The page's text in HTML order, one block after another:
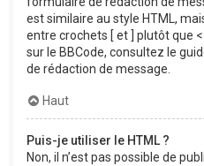
est similaire au style HTML,
entre crochets [ et ] plutôt que
sur le BBCode, consultez le
de rédaction de message.
Haut
Puis-je utiliser le HTML ?
Non, il n’est pas possible de